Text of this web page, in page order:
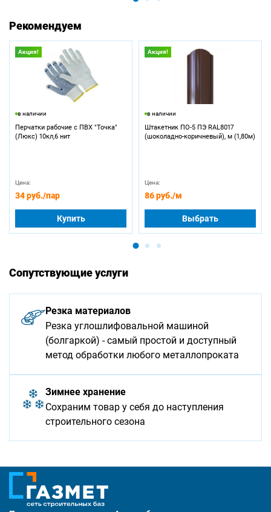
Рекомендуем
Акция!
в наличии
Перчатки рабочие с ПВХ "Точка"
(Люкс) 10кл,6 нит
Цена:
34 руб./пар
Купить
Акция!
в наличии
Штакетник ПО-5 ПЭ RAL8017
(шоколадно-коричневый), м (1,80м)
Цена:
86 руб./м
Выбрать
Сопутствующие услуги
Резка материалов
Резка углошлифовальной машиной
(болгаркой) - самый простой и доступный
метод обработки любого металлопроката
Зимнее хранение
Сохраним товар у себя до наступления
строительного сезона